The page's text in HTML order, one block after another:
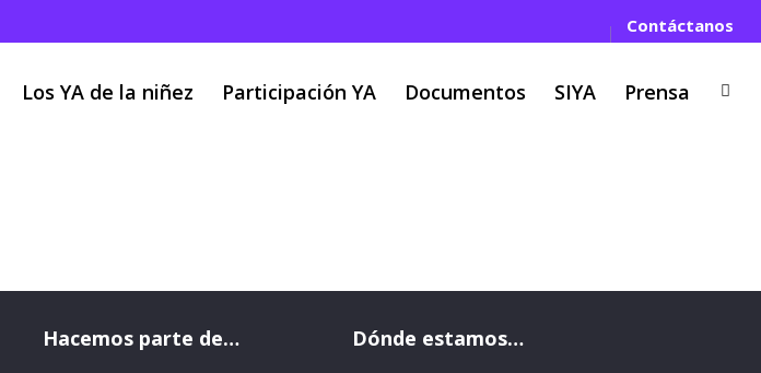
Contáctanos
Los YA de la niñez Participación YA Documentos SIYA Prensa
Hacemos parte de… Dónde estamos…